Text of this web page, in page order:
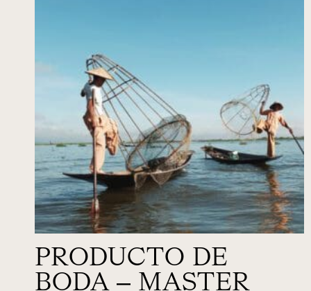
PRODUCTO DE
BODA – MASTER